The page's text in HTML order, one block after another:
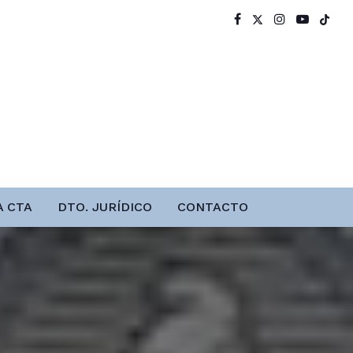
CTA DTO. JURÍDICO CONTACTO